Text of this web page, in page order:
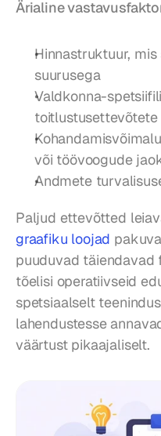
Ärialine
Hinnastruktuur,
suurusega
Valdkonna-
või töövoogude
Andmete
Paljud ettevõtted
graafiku loojad
puuduvad täiendavad
tõelisi operatiivseid
spetsiaalselt
lahendustesse
väärtust pikaajaliselt.